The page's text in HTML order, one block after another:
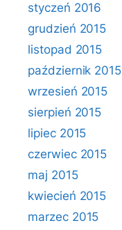
styczeń 2016
grudzień 2015
listopad 2015
październik 2015
wrzesień 2015
sierpień 2015
lipiec 2015
czerwiec 2015
maj 2015
kwiecień 2015
marzec 2015